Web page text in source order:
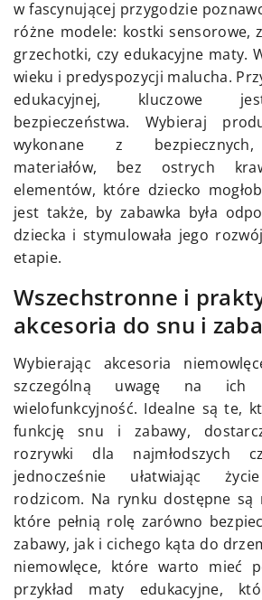
w fascynującej przygodzie
różne modele: kostki sensorowe,
grzechotki, czy edukacyjne maty.
wieku i predyspozycji malucha.
edukacyjnej, kluczowe
bezpieczeństwa. Wybieraj
wykonane z bezpiecznych,
materiałów, bez ostrych
elementów, które dziecko
jest także, by zabawka była
dziecka i stymulowała jego
etapie.
Wszechstronne i
akcesoria do snu i
Wybierając akcesoria
szczególną uwagę na ich
wielofunkcyjność. Idealne są te,
funkcję snu i zabawy,
rozrywki dla najmłodszych
jednocześnie ułatwiając
rodzicom. Na rynku dostępne są
które pełnią rolę zarówno
zabawy, jak i cichego kąta do
niemowlęce, które warto mieć
przykład maty edukacyjne,